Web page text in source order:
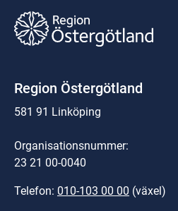
Region Östergötland
581 91 Linköping
Organisationsnummer:
23 21 00-0040
Telefon: 010-103 00 00 (växel)